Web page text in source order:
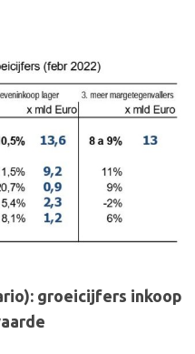
groeicijfers inkoop